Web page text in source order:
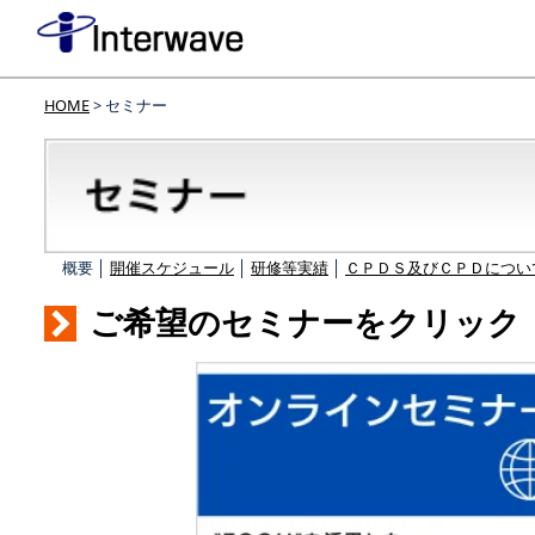
HOME> セミナー
概要 │ 開催スケジュール 研修等実績 ＣＰＤＳ及びＣＰＤにつ
ご希望のセミナーをクリック